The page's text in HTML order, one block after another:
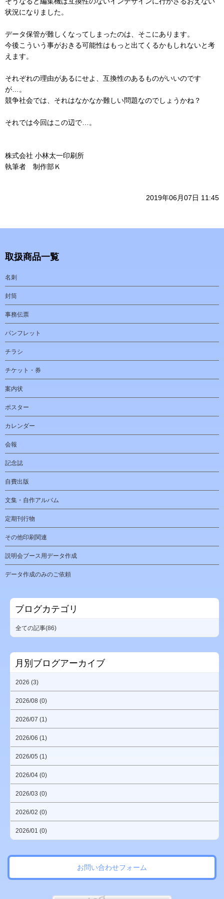
状況になりました。
データ保管が難しくなってしまったのは、そこにあります。
今後こういう事がおきる可能性はもっと出てくるかもしれないと考
えます。
それぞれの理由があるにせよ、互換性のあるものがいいのです
が…。
競争社会では、それはなかなか難しい問題なのでしょうかね？
それでは今回はこの辺で…。
株式会社 小林太一印刷所
執筆者 制作部Ｋ
2019年06月07日 11:45
取扱商品一覧
名刺
封筒
事務伝票
パンフレット
チラシ
チケット・券
案内状
ポスター
カレンダー
会報
記念誌
自費出版
文集・自作アルバム
定期刊行物
その他印刷関連
説明会ブース用データ作成
データ作成のみのご依頼
ブログカテゴリ
全ての記事(86)
月別ブログアーカイブ
2026 (3)
2026/08 (0)
2026/07 (1)
2026/06 (1)
2026/05 (1)
2026/04 (0)
2026/03 (0)
2026/02 (0)
2026/01 (0)
お問い合わせフォーム